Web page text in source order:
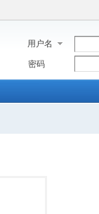
用户名
密码